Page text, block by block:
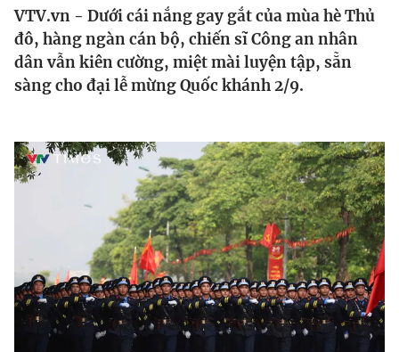
Thế giới
Tin tức
Câu chuyện quốc tế
Kinh tế
Thị trường
Góc doanh nghiệp
Dữ liệu và đời sống
Truyền hình
Hậu trường
Nhân vật
Điện ảnh
Âm nhạc
Đời sống
Du lịch
VTV.vn - Dưới cái nắng gay gắt của mùa hè Thủ
đô, hàng ngàn cán bộ, chiến sĩ Công an nhân
dân vẫn kiên cường, miệt mài luyện tập, sẵn
sàng cho đại lễ mừng Quốc khánh 2/9.